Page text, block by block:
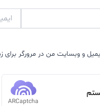
و وبسایت من در مرورگر برای
ARCaptcha